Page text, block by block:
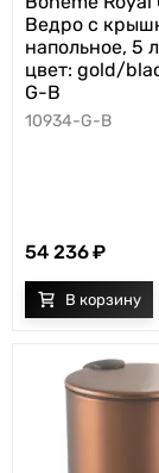
Ведро с
напольное, 5
цвет: gold/
G-B
10934-G-B
54 236